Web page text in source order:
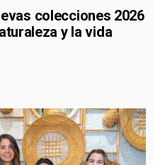
colecciones 2026
y la vida